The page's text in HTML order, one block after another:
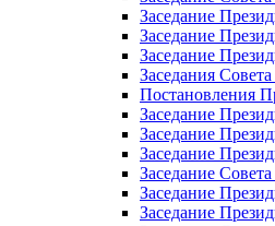
Заседание
Заседание
Заседание
Заседания
Постановления
Заседание
Заседание
Заседание
Заседание
Заседание
Заседание